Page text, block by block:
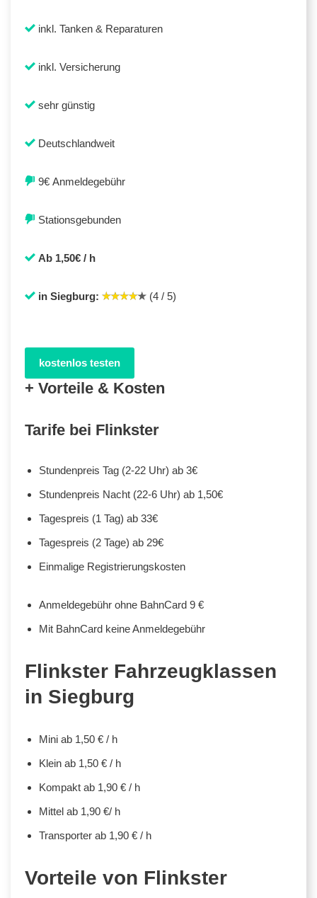
inkl. Tanken & Reparaturen
inkl. Versicherung
sehr günstig
Deutschlandweit
9€ Anmeldegebühr
Stationsgebunden
Ab 1,50€ / h
in Siegburg: (4 / 5)
kostenlos testen
+ Vorteile & Kosten
Tarife bei Flinkster
Stundenpreis Tag (2-22 Uhr) ab 3€
Stundenpreis Nacht (22-6 Uhr) ab 1,50€
Tagespreis (1 Tag) ab 33€
Tagespreis (2 Tage) ab 29€
Einmalige Registrierungskosten
Anmeldegebühr ohne BahnCard 9 €
Mit BahnCard keine Anmeldegebühr
Flinkster Fahrzeugklassen
in Siegburg
Mini ab 1,50 € / h
Klein ab 1,50 € / h
Kompakt ab 1,90 € / h
Mittel ab 1,90 €/ h
Transporter ab 1,90 € / h
Vorteile von Flinkster